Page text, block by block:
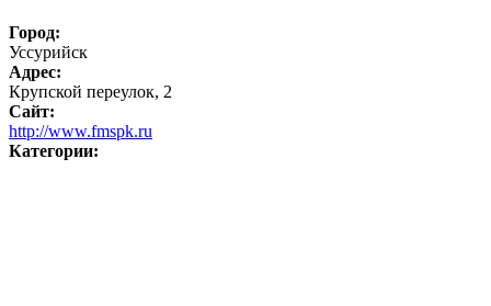
Город:
Уссурийск
Адрес:
Крупской переулок, 2
Сайт:
http://www.fmspk.ru
Категории: